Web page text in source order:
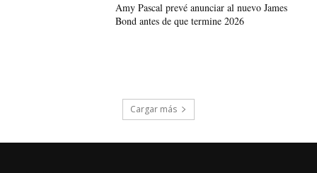
Amy Pascal prevé anunciar al nuevo James
Bond antes de que termine 2026
Cargar más